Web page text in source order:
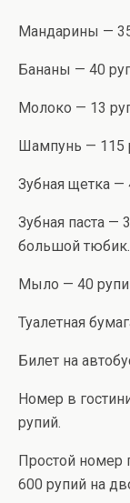
Мандарины —
Бананы — 40
Молоко — 13
Шампунь — 115
Зубная щетка —
Зубная паста —
большой тюбик.
Мыло — 40
Туалетная
Билет на
Номер в
рупий.
Простой номер
600 рупий на